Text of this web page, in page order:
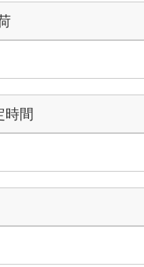
時間